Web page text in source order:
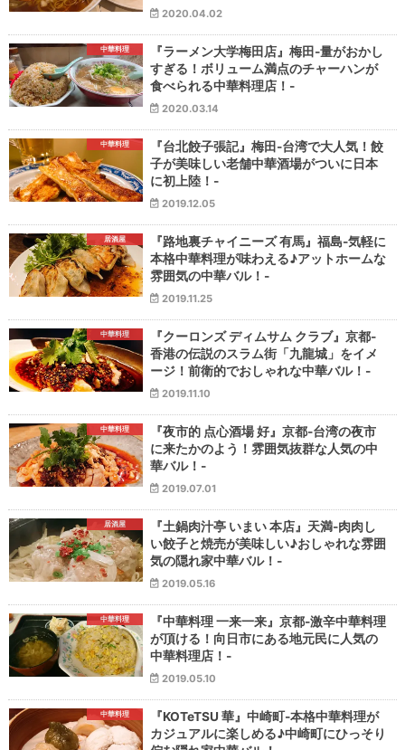
2020.04.02
中華料理
『ラーメン大学梅田店』梅田-量がおかし
すぎる！ボリューム満点のチャーハンが
食べられる中華料理店！-
2020.03.14
中華料理
『台北餃子張記』梅田-台湾で大人気！餃
子が美味しい老舗中華酒場がついに日本
に初上陸！-
2019.12.05
居酒屋
『路地裏チャイニーズ 有馬』福島-気軽に
本格中華料理が味わえる♪アットホームな
雰囲気の中華バル！-
2019.11.25
中華料理
『クーロンズ ディムサム クラブ』京都-
香港の伝説のスラム街「九龍城」をイメ
ージ！前衛的でおしゃれな中華バル！-
2019.11.10
中華料理
『夜市的 点心酒場 好』京都-台湾の夜市
に来たかのよう！雰囲気抜群な人気の中
華バル！-
2019.07.01
居酒屋
『土鍋肉汁亭 いまい 本店』天満-肉肉し
い餃子と焼売が美味しい♪おしゃれな雰囲
気の隠れ家中華バル！-
2019.05.16
中華料理
『中華料理 一来一来』京都-激辛中華料理
が頂ける！向日市にある地元民に人気の
中華料理店！-
2019.05.10
中華料理
『KOTeTSU 華』中崎町-本格中華料理が
カジュアルに楽しめる♪中崎町にひっそり